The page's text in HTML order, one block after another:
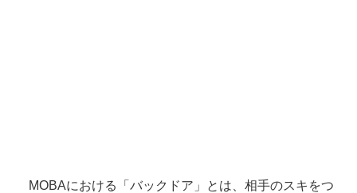
MOBAにおける「バックドア」とは、相手のスキをつ